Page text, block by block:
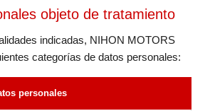
objeto de tratamiento
indicadas, NIHON MOTORS
categorías de datos personales:
personales